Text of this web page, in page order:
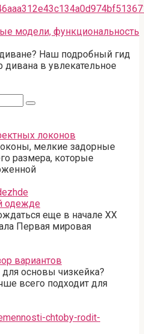
модели, функциональность
Наш подробный гид
в увлекательное
локонов
мелкие задорные
размера, которые
одежде
еще в начале ХХ
Первая мировая
вариантов
основы чизкейка?
всего подходит для